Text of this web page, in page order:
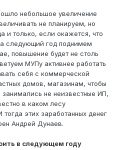
небольшое увеличение
не планируем, но
и только, если окажется, что
следующий год поднимем
повышение будет не столь
МУПу активнее работать
себя с коммерческой
домов, магазинам, чтобы
не неизвестные ИП,
в каком лесу
этих заработанных денег
Андрей Дунаев.
в следующем году